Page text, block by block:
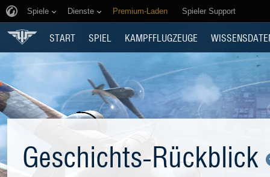
Spiele Dienste Premium-Laden Spieler Support
START SPIEL KAMPFFLUGZEUGE
Geschichts-Rückblick